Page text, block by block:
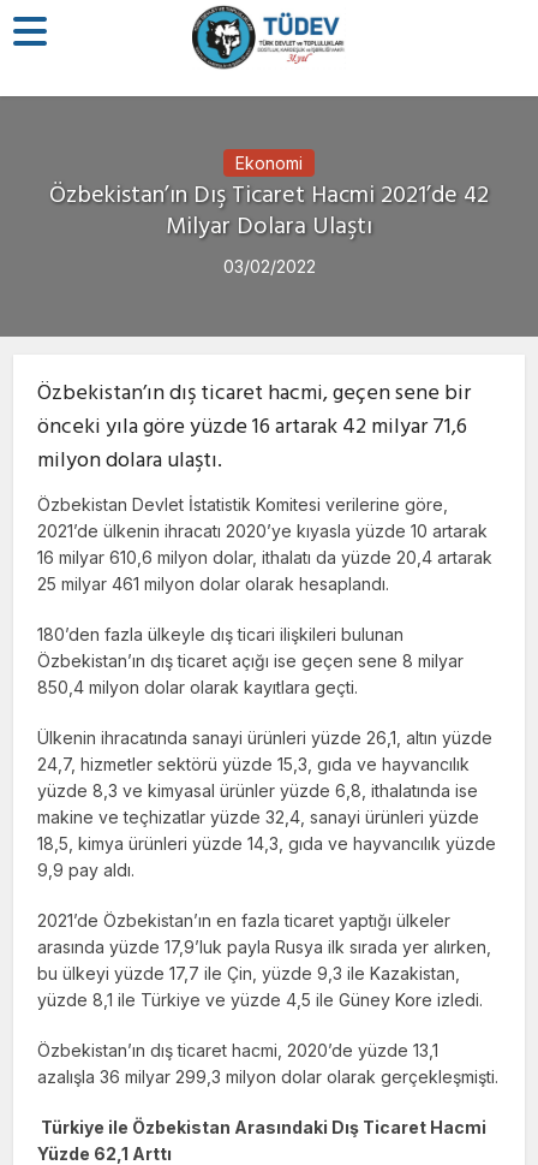
Ekonomi
Özbekistan’ın Dış Ticaret Hacmi 2021’de 42
Milyar Dolara Ulaştı
03/02/2022
Özbekistan’ın dış ticaret hacmi, geçen sene bir
önceki yıla göre yüzde 16 artarak 42 milyar 71,6
milyon dolara ulaştı.
Özbekistan Devlet İstatistik Komitesi verilerine göre,
2021’de ülkenin ihracatı 2020’ye kıyasla yüzde 10 artarak
16 milyar 610,6 milyon dolar, ithalatı da yüzde 20,4 artarak
25 milyar 461 milyon dolar olarak hesaplandı.
180’den fazla ülkeyle dış ticari ilişkileri bulunan
Özbekistan’ın dış ticaret açığı ise geçen sene 8 milyar
850,4 milyon dolar olarak kayıtlara geçti.
Ülkenin ihracatında sanayi ürünleri yüzde 26,1, altın yüzde
24,7, hizmetler sektörü yüzde 15,3, gıda ve hayvancılık
yüzde 8,3 ve kimyasal ürünler yüzde 6,8, ithalatında ise
makine ve teçhizatlar yüzde 32,4, sanayi ürünleri yüzde
18,5, kimya ürünleri yüzde 14,3, gıda ve hayvancılık yüzde
9,9 pay aldı.
2021’de Özbekistan’ın en fazla ticaret yaptığı ülkeler
arasında yüzde 17,9’luk payla Rusya ilk sırada yer alırken,
bu ülkeyi yüzde 17,7 ile Çin, yüzde 9,3 ile Kazakistan,
yüzde 8,1 ile Türkiye ve yüzde 4,5 ile Güney Kore izledi.
Özbekistan’ın dış ticaret hacmi, 2020’de yüzde 13,1
azalışla 36 milyar 299,3 milyon dolar olarak gerçekleşmişti.
Türkiye ile Özbekistan Arasındaki Dış Ticaret Hacmi
Yüzde 62,1 Arttı